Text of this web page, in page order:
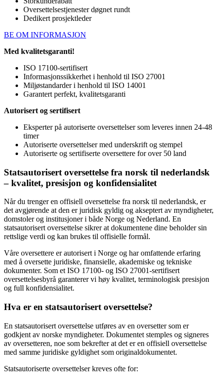
Oversettelsestjenester døgnet rundt
Dedikert prosjektleder
BE OM INFORMASJON
Med kvalitetsgaranti!
ISO 17100-sertifisert
Informasjonssikkerhet i henhold til ISO 27001
Miljøstandarder i henhold til ISO 14001
Garantert perfekt, kvalitetsgaranti
Autorisert og sertifisert
Eksperter på autoriserte oversettelser som leveres innen 24-48
timer
Autoriserte oversettelser med underskrift og stempel
Autoriserte og sertifiserte oversettere for over 50 land
Statsautorisert oversettelse fra norsk til nederlandsk
– kvalitet, presisjon og konfidensialitet
Når du trenger en offisiell oversettelse fra norsk til nederlandsk, er
det avgjørende at den er juridisk gyldig og akseptert av myndigheter,
domstoler og institusjoner i både Norge og Nederland. En
statsautorisert oversettelse sikrer at dokumentene dine beholder sin
rettslige verdi og kan brukes til offisielle formål.
Våre oversettere er autorisert i Norge og har omfattende erfaring
med å oversette juridiske, finansielle, akademiske og tekniske
dokumenter. Som et ISO 17100- og ISO 27001-sertifisert
oversettelsesbyrå garanterer vi høy kvalitet, terminologisk presisjon
og full konfidensialitet.
Hva er en statsautorisert oversettelse?
En statsautorisert oversettelse utføres av en oversetter som er
godkjent av norske myndigheter. Dokumentet stemples og signeres
av oversetteren, noe som bekrefter at det er en offisiell oversettelse
med samme juridiske gyldighet som originaldokumentet.
Statsautoriserte oversettelser kreves ofte for: